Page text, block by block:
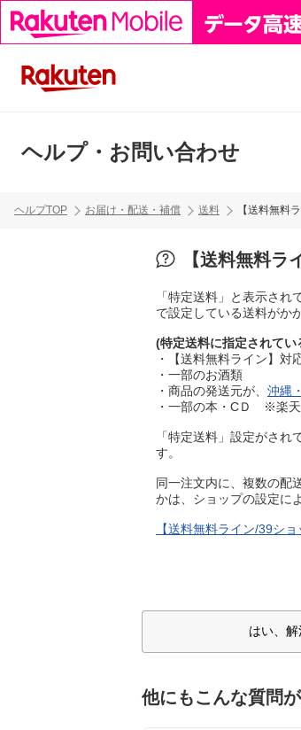
ヘルプ・お問い合わせ
ヘルプTOP お届け・配送・補償 送料 【送料無料
【送料無料
「特定送料」と表示さ
で設定している送料がか
(特定送料に指定されてい
・【送料無料ライン】対
・一部のお酒類
・商品の発送元が、 沖縄
・一部の本・CＤ ※楽
「特定送料」設定がさ
す。
同一注文内に、複数の配
かは、ショップの設定に
【送料無料ライン/39シ
はい、
他にもこんな質問